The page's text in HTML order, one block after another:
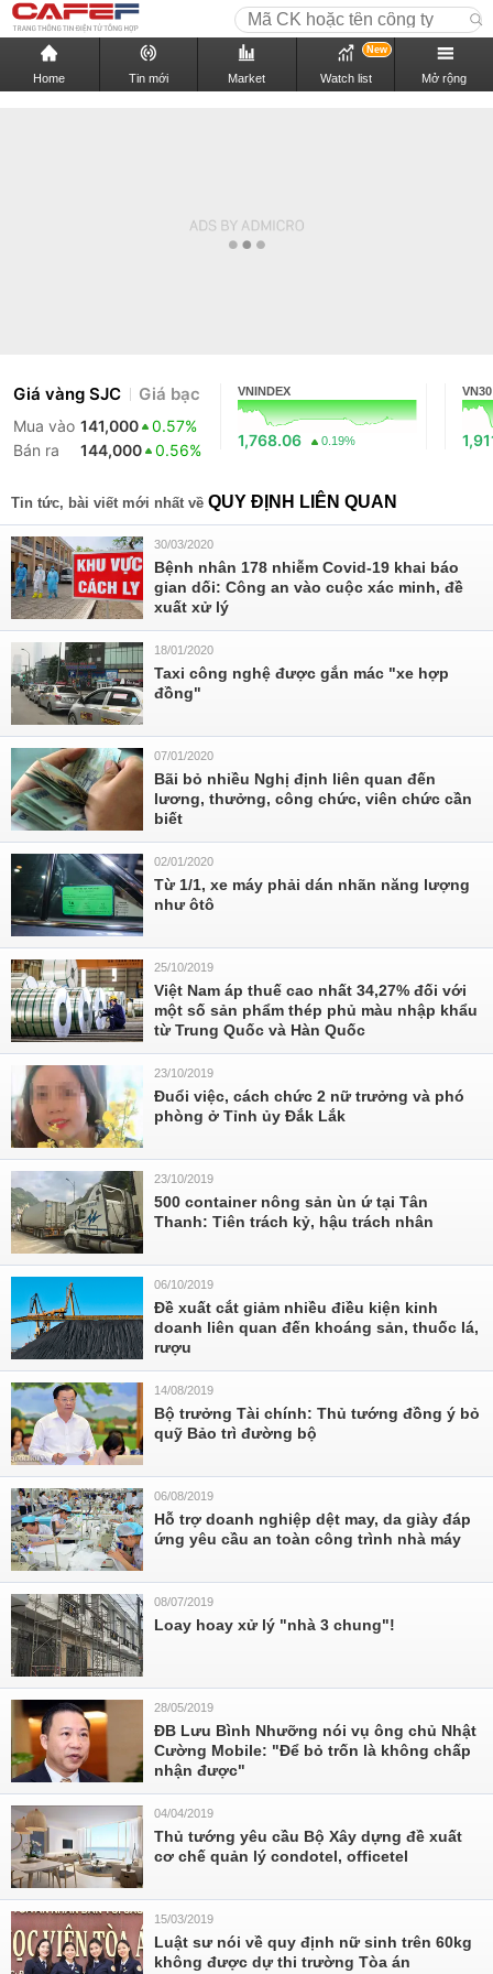
Home Tin mới Market Watch list
New
Mở rộng
Giá vàng SJC Giá bạc
Mua vào 141,000
0.57%
Bán ra
144,000 0.56%
VNINDEX
1,768.06 0.19%
VN30
Tin tức, bài viết mới nhất về QUY ĐỊNH LIÊN QUAN
30/03/2020
Bệnh nhân 178 nhiễm Covid-19 khai báo
gian dối: Công an vào cuộc xác minh, đề
xuất xử lý
18/01/2020
Taxi công nghệ được gắn mác "xe hợp
đồng"
07/01/2020
Bãi bỏ nhiều Nghị định liên quan đến
lương, thưởng, công chức, viên chức cần
biết
02/01/2020
Từ 1/1, xe máy phải dán nhãn năng lượng
như ôtô
25/10/2019
Việt Nam áp thuế cao nhất 34,27% đối với
một số sản phẩm thép phủ màu nhập khẩu
từ Trung Quốc và Hàn Quốc
23/10/2019
Đuổi việc, cách chức 2 nữ trưởng và phó
phòng ở Tỉnh ủy Đắk Lắk
23/10/2019
500 container nông sản ùn ứ tại Tân
Thanh: Tiên trách kỷ, hậu trách nhân
06/10/2019
Đề xuất cắt giảm nhiều điều kiện kinh
doanh liên quan đến khoáng sản, thuốc lá,
rượu
14/08/2019
Bộ trưởng Tài chính: Thủ tướng đồng ý bỏ
quỹ Bảo trì đường bộ
06/08/2019
Hỗ trợ doanh nghiệp dệt may, da giày đáp
ứng yêu cầu an toàn công trình nhà máy
08/07/2019
Loay hoay xử lý "nhà 3 chung"!
28/05/2019
ĐB Lưu Bình Nhưỡng nói vụ ông chủ Nhật
Cường Mobile: "Để bỏ trốn là không chấp
nhận được"
04/04/2019
Thủ tướng yêu cầu Bộ Xây dựng đề xuất
cơ chế quản lý condotel, officetel
15/03/2019
Luật sư nói về quy định nữ sinh trên 60kg
không được dự thi trường Tòa án